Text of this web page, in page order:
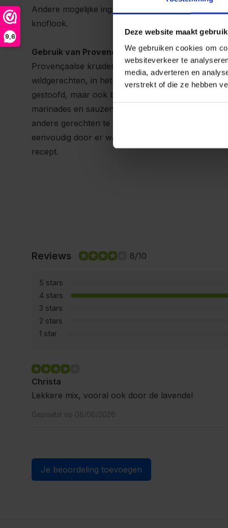
Deze website maakt
We gebruiken cookies om
websiteverkeer te
media, adverteren en
verstrekt of die ze hebben
9,6
Andere mogelijke ingrediënten: venkelzaad,
knoflook.
Gebruik van Provençaalse kruiden
Provençaalse kruiden worden gebruikt in o.a.
wildgerechten, in het bijzonder de gerechten die
gestoofd, maar ook bij tomatengerechten en
marinades en sauzen. Het mengsel is ook handig
andere gerechten te geven, bijvoorbeeld
eenvoudig door er wat Provençaalse kruiden
recept.
Reviews 8/10
5 stars
4 stars
3 stars
2 stars
1 star
Christa
Lekkere mix, vooral ook door de lavendel
Geplaatst op 08/06/2026
Je beoordeling toevoegen